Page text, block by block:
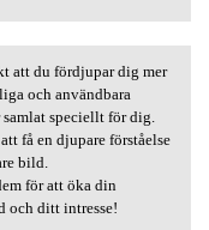
starkt att
att du fördjupar dig mer
och användbara
samlat speciellt för dig.
få en djupare förståelse
bild.
för att öka din
och ditt intresse!